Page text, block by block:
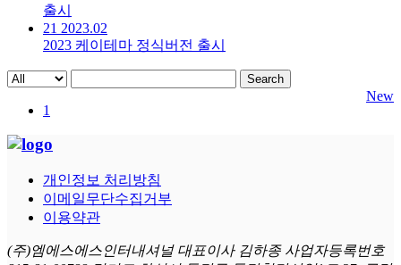
출시
21 2023.02
2023 케이테마 정식버전 출시
Search
New
1
개인정보 처리방침
이메일무단수집거부
이용약관
(주)엠에스에스인터내셔널 대표이사 김하종 사업자등록번호